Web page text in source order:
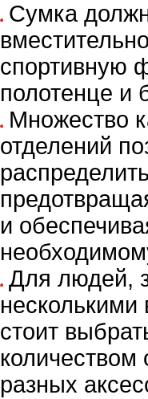
Сумка
спортивную
полотенце и
Множество
отделений
и
Для людей,
несколькими
стоит
количеством
разных